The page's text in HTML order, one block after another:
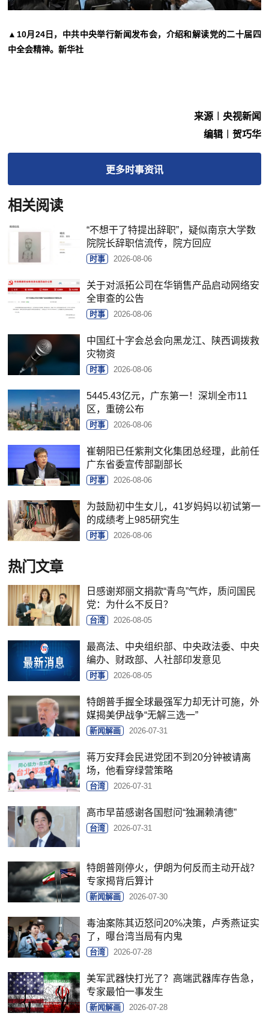
▲10月24日，中共中央举行新闻发布会，介绍和解读党的二十届四
中全会精神。新华社
来源︱央视新闻
编辑︱贺巧华
更多时事资讯
相关阅读
“不想干了特提出辞职”，疑似南京大学数
院院长辞职信流传，院方回应
时事 2026-08-06
关于对派拓公司在华销售产品启动网络安
全审查的公告
时事 2026-08-06
中国红十字会总会向黑龙江、陕西调拨救
灾物资
时事 2026-08-06
5445.43亿元，广东第一！深圳全市11
区，重磅公布
时事 2026-08-06
崔朝阳已任紫荆文化集团总经理，此前任
广东省委宣传部副部长
时事 2026-08-06
为鼓励初中生女儿，41岁妈妈以初试第一
的成绩考上985研究生
时事 2026-08-06
热门文章
日感谢郑丽文捐款“青鸟”气炸，质问国民
党：为什么不反日？
台湾 2026-08-05
最高法、中央组织部、中央政法委、中央
编办、财政部、人社部印发意见
时事 2026-08-05
特朗普手握全球最强军力却无计可施，外
媒揭美伊战争“无解三选一”
新闻解画 2026-07-31
蒋万安拜会民进党团不到20分钟被请离
场，他看穿绿营策略
台湾 2026-07-31
高市早苗感谢各国慰问“独漏赖清德”
台湾 2026-07-31
特朗普刚停火，伊朗为何反而主动开战？
专家揭背后算计
新闻解画 2026-07-30
毒油案陈其迈怒问20%决策，卢秀燕证实
了，曝台湾当局有内鬼
台湾 2026-07-28
美军武器快打光了？高端武器库存告急，
专家最怕一事发生
新闻解画 2026-07-28